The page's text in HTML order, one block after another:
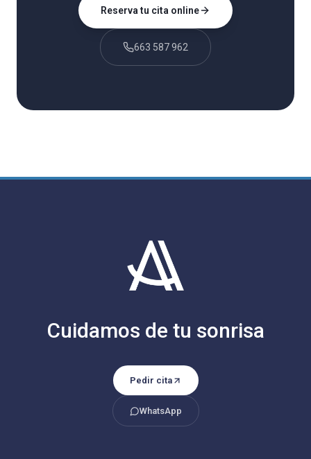
Reserva tu cita online
663 587 962
Cuidamos de tu sonrisa
Pedir cita
WhatsApp